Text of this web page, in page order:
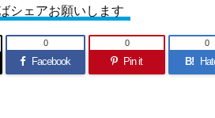
シェアお願いします
Facebook
0
Pin it
0
B!
0